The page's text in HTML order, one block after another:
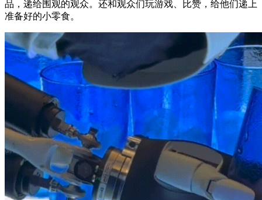
品，递给围观的观众。还和观众们玩游戏、比赞，给他们递上
准备好的小零食。